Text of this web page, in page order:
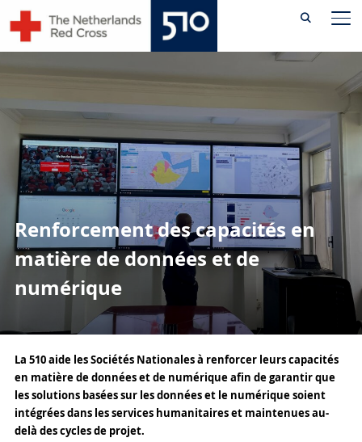
content
Renforcement des capacités en
matière de données et de
numérique
La 510 aide les Sociétés Nationales à renforcer leurs capacités
en matière de données et de numérique afin de garantir que
les solutions basées sur les données et le numérique soient
intégrées dans les services humanitaires et maintenues au-
delà des cycles de projet.